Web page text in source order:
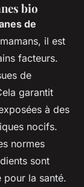
bio
de
il est
facteurs.
de
garantit
à des
nocifs.
normes
sont
pour la santé.